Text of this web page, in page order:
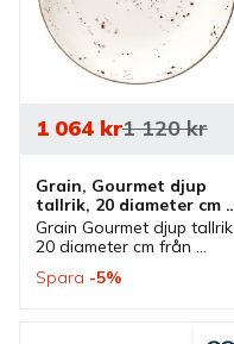
Grain, Gourmet djup
tallrik, 20 diameter cm -
12 st/fp
Grain Gourmet djup tallrik
20 diameter cm från
serie där flera delar
1 064kr1 120kr
Spara 5%